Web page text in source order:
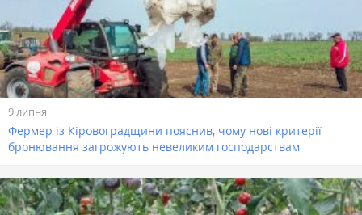
9 липня
Фермер із Кіровоградщини пояснив, чому нові критерії
бронювання загрожують невеликим господарствам